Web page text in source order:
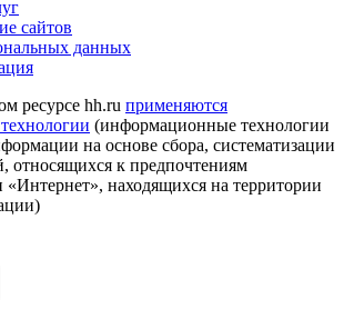
сайтов
данных
ресурсе hh.ru применяются
(информационные технологии
на основе сбора, систематизации
относящихся к предпочтениям
«Интернет», находящихся на территории